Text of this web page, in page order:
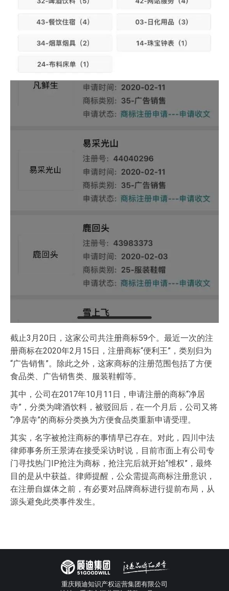
截止3月20日，这家公司共注册商标59个。最近一次的注
册商标在2020年2月15日，注册商标“便利王”，类别归为
“广告销售”。除此之外，这家商标的注册范围包括了方便
食品类、广告销售类、服装鞋帽等。
其中，公司在2017年10月11日，申请注册的商标“净居
寺”，分类为啤酒饮料，被驳回后，在一个月后，公司又将
“净居寺”的商标分类换为方便食品类重新申请受理。
其实，名字被抢注商标的事情早已存在。对此，四川中法
律师事务所王景涛在接受采访时说，目前市面上有公司专
门寻找热门IP抢注为商标，抢注完后就开始“维权”，最终
目的是从中获益。律师提醒，公众需提高商标注册意识，
在注册自媒体之前，有必要对品牌商标进行提前布局，从
源头避免此类事件发生。
重庆顾迪知识产权运营集团有限公司